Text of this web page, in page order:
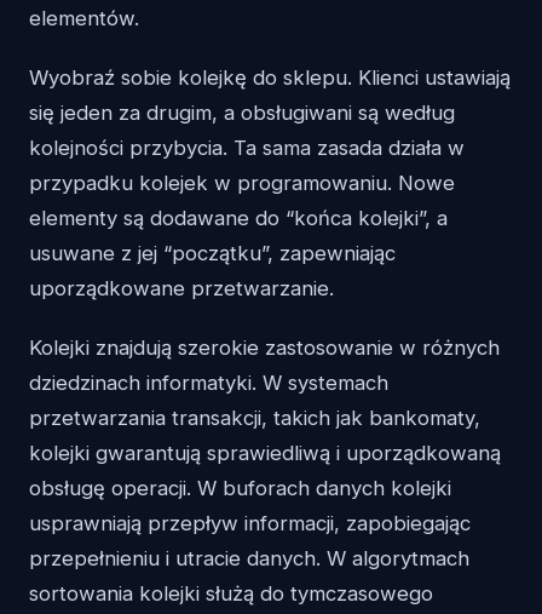
elementów.
Wyobraź sobie kolejkę do sklepu. Klienci ustawiają
się jeden za drugim, a obsługiwani są według
kolejności przybycia. Ta sama zasada działa w
przypadku kolejek w programowaniu. Nowe
elementy są dodawane do “końca kolejki”, a
usuwane z jej “początku”, zapewniając
uporządkowane przetwarzanie.
Kolejki znajdują szerokie zastosowanie w różnych
dziedzinach informatyki. W systemach
przetwarzania transakcji, takich jak bankomaty,
kolejki gwarantują sprawiedliwą i uporządkowaną
obsługę operacji. W buforach danych kolejki
usprawniają przepływ informacji, zapobiegając
przepełnieniu i utracie danych. W algorytmach
sortowania kolejki służą do tymczasowego